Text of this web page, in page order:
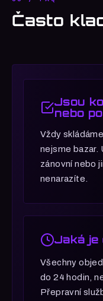
skvělý
na GPU a
reaguje
plný
hlavně
Často
Jsou
nebo
Vždy
nejsme bazar.
zánovní nebo
nenarazíte.
Jaká je
Všechny
do 24 hodin,
Přepravní